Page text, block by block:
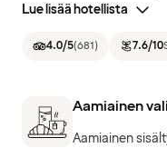
Lue lisää hotellista
4.0/5(681) 7.6/10
Aamiainen
Aamiainen